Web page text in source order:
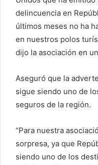
delincuencia en
últimos meses no ha
en nuestros polos
dijo la asociación en
Aseguró que la
sigue siendo uno de
seguros de la región.
“Para nuestra
sorpresa, ya que
siendo uno de los